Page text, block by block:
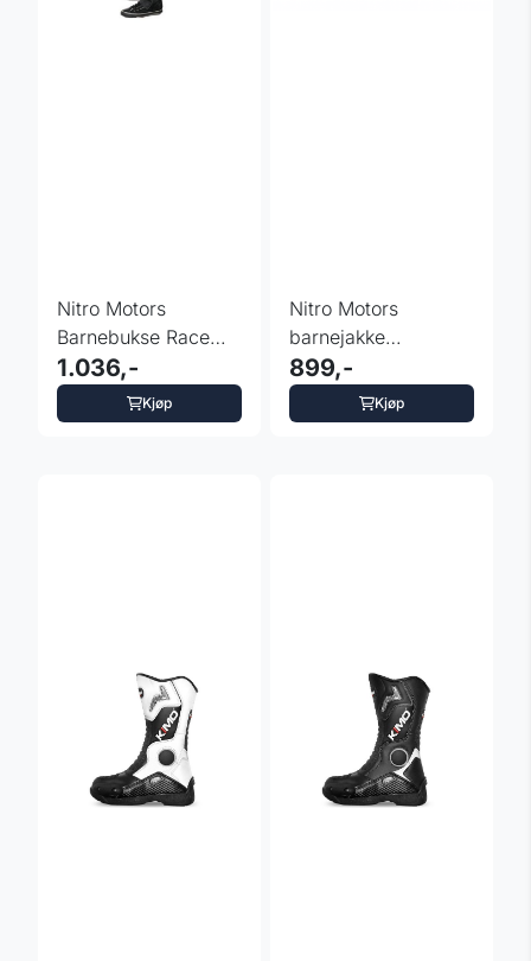
Nitro Motors
Barnebukse Race
Team oransj
1.036,-
Kjøp
Nitro Motors
barnejakke
motorcross Cordura
racing grønn
899,-
Kjøp